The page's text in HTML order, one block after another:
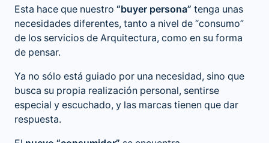
Esta hace que nuestro “buyer persona” tenga unas
necesidades diferentes, tanto a nivel de “consumo”
de los servicios de Arquitectura, como en su forma
de pensar.
Ya no sólo está guiado por una necesidad, sino que
busca su propia realización personal, sentirse
especial y escuchado, y las marcas tienen que dar
respuesta.